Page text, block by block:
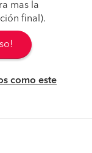
mas la
final).
como este